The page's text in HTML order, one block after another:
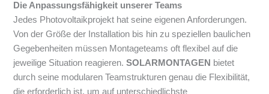
Die Anpassungsfähigkeit unserer Teams
Jedes Photovoltaikprojekt hat seine eigenen Anforderungen.
Von der Größe der Installation bis hin zu speziellen baulichen
Gegebenheiten müssen Montageteams oft flexibel auf die
jeweilige Situation reagieren.SOLARMONTAGEN bietet
durch seine modularen Teamstrukturen genau die Flexibilität,
die erforderlich ist, um auf unterschiedlichste